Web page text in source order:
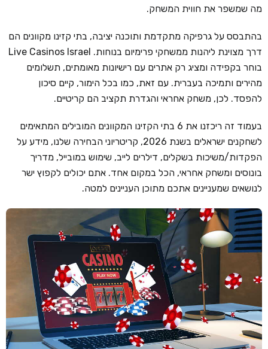
מה שמשפר את חווית המשחק.
בהתבסס על גרפיקה מתקדמת ותוכנה יציבה, בתי קזינו מקוונים הם
דרך מצוינת ליהנות ממשחקי פרימיום בנוחות. Live Casinos Israel
בוחר בקפידה ומציג רק אתרים עם רישיונות מאומתים, תשלומים
מהירים ותמיכה בעברית. עם זאת, כמו בכל הימור, קיים סיכון
להפסד. לכן, משחק אחראי והגדרת תקציב הם קריטיים.
בעמוד זה ריכזנו את 6 בתי הקזינו המקוונים המובילים המתאימים
לשחקנים ישראלים בשנת 2026, קריטריוני הבחירה שלנו, מידע על
הפקדות/משיכות בשקלים, דילרים לייב, שימוש במובייל, מדריך
בונוסים ומשחק אחראי, הכל במקום אחד. אתם יכולים לקפוץ ישר
לנושאים שמעניינים אתכם מתוכן העניינים למטה.